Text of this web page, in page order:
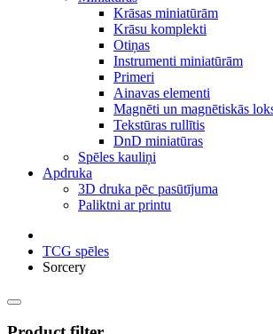
Krāsas miniatūrām
Krāsu komplekti
Otiņas
Instrumenti miniatūrām
Primeri
Ainavas elementi
Magnēti un magnētiskās
Tekstūras rullītis
DnD miniatūras
Spēles kauliņi
Apdruka
3D druka pēc pasūtījuma
Paliktni ar printu
TCG spēles
Sorcery